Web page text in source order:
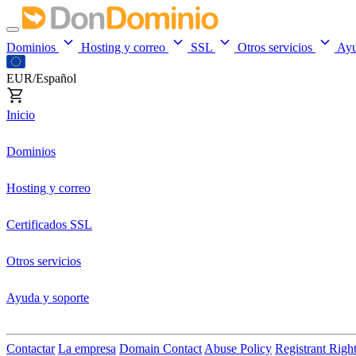
Dominios Hosting y correo SSL Otros servicios
EUR/Español
Inicio
Dominios
Hosting y correo
Certificados SSL
Otros servicios
Ayuda y soporte
Contactar La empresa Domain Contact Abuse Policy Registrant